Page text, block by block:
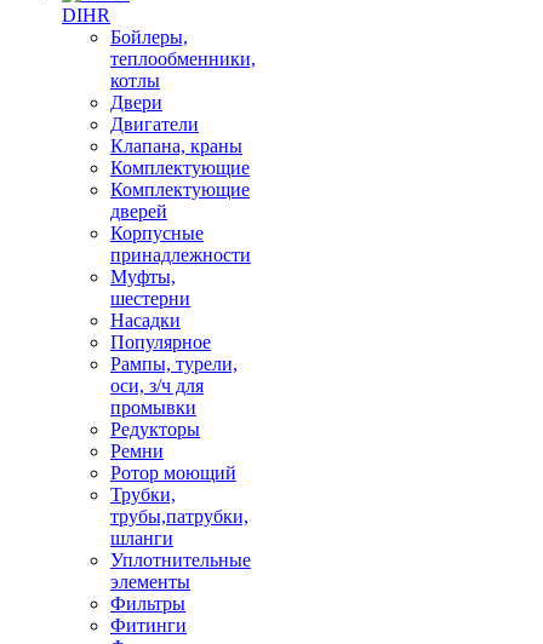
DIHR
Бойлеры,
теплообменники,
котлы
Двери
Двигатели
Клапана, краны
Комплектующие
Комплектующие
дверей
Корпусные
принадлежности
Муфты,
шестерни
Насадки
Популярное
Рампы, турели,
оси, з/ч для
промывки
Редукторы
Ремни
Ротор моющий
Трубки,
трубы,патрубки,
шланги
Уплотнительные
элементы
Фильтры
Фитинги